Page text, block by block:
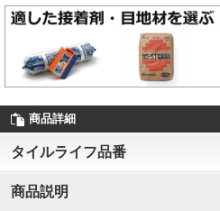
商品詳細
タイルライフ品番
商品説明